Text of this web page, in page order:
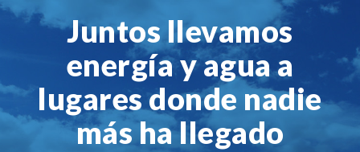
Juntos llevamos
energía y agua a
lugares donde nadie
más ha llegado